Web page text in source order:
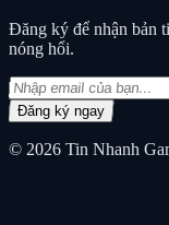
Đăng ký để nhận bản
nóng hổi.
Đăng ký ngay
© 2026 Tin Nhanh